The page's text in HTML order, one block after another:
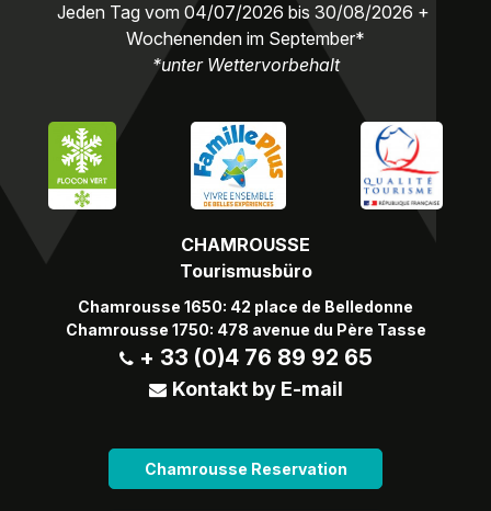
CHAMROUSSE
Tourismusbüro
Chamrousse 1650: 42 place de Belledonne
Chamrousse 1750: 478 avenue du Père Tasse
+ 33 (0)4 76 89 92 65
Kontakt by E-mail
Chamrousse Reservation
Jeden Tag vom 04/07/2026 bis 30/08/2026 +
Wochenenden im September*
*unter Wettervorbehalt